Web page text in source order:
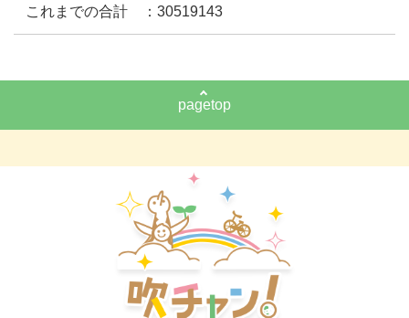
これまでの合計 ：30519143
pagetop